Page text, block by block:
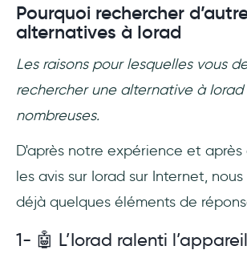
Pourquoi rechercher
alternatives à Iorad
Les raisons pour lesquelles vous
rechercher une alternative à Iorad
nombreuses.
D'après notre expérience et
les avis sur Iorad sur Internet,
déjà quelques éléments de
1- 🤖 L’Iorad ralenti l’appareil